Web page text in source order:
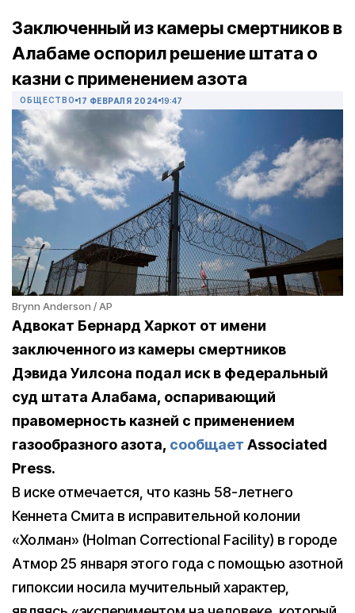
Заключенный из камеры смертников в
Алабаме оспорил решение штата о
казни с применением азота
ОБЩЕСТВО 17 ФЕВРАЛЯ 2024 19:47
Brynn Anderson / AP
Адвокат Бернард Харкот от имени
заключенного из камеры смертников
Дэвида Уилсона подал иск в федеральный
суд штата Алабама, оспаривающий
правомерность казней с применением
газообразного азота, сообщает Associated
Press.
В иске отмечается, что казнь 58-летнего
Кеннета Смита в исправительной колонии
«Холман» (Holman Correctional Facility) в городе
Атмор 25 января этого года с помощью азотной
гипоксии носила мучительный характер,